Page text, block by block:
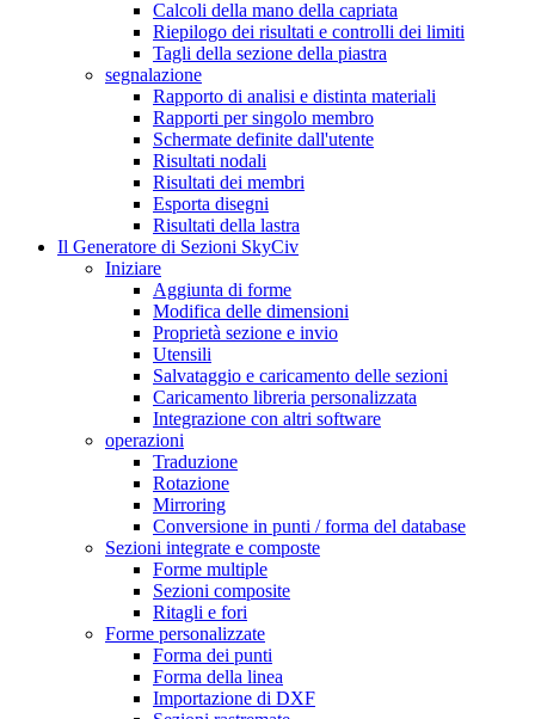
Calcoli della mano della capriata
Riepilogo dei risultati e controlli dei limiti
Tagli della sezione della piastra
segnalazione
Rapporto di analisi e distinta materiali
Rapporti per singolo membro
Schermate definite dall'utente
Risultati nodali
Risultati dei membri
Esporta disegni
Risultati della lastra
Il Generatore di Sezioni SkyCiv
Iniziare
Aggiunta di forme
Modifica delle dimensioni
Proprietà sezione e invio
Utensili
Salvataggio e caricamento delle sezioni
Caricamento libreria personalizzata
Integrazione con altri software
operazioni
Traduzione
Rotazione
Mirroring
Conversione in punti / forma del database
Sezioni integrate e composte
Forme multiple
Sezioni composite
Ritagli e fori
Forme personalizzate
Forma dei punti
Forma della linea
Importazione di DXF